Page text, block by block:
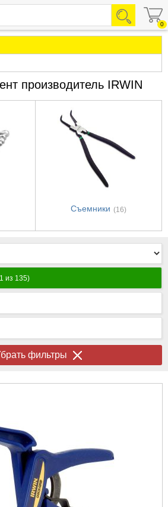
0
производитель IRWIN
Съемники (16)
из 135)
фильтры